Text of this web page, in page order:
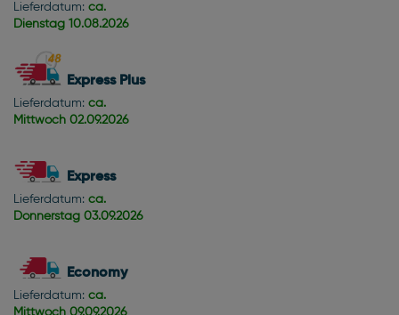
Lieferdatum: ca.
Dienstag 10.08.2026
Express Plus
Lieferdatum: ca.
Mittwoch 02.09.2026
Express
Lieferdatum: ca.
Donnerstag 03.09.2026
Economy
Lieferdatum: ca.
Mittwoch 09.09.2026